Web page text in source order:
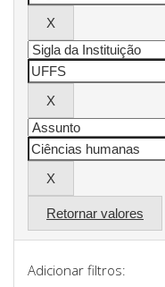
Retornar valores
Adicionar filtros: